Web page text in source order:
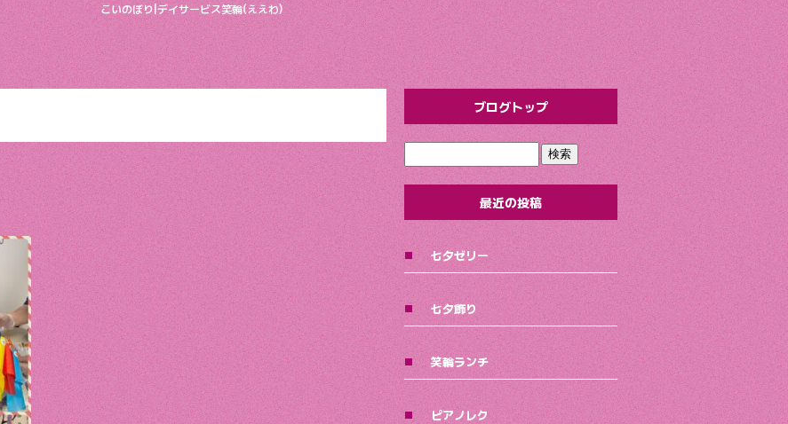
こいのぼり|デイサービス笑輪(ええわ)
ブログトップ
最近の投稿
七夕ゼリー
七夕飾り
笑輪ランチ
ピアノレク